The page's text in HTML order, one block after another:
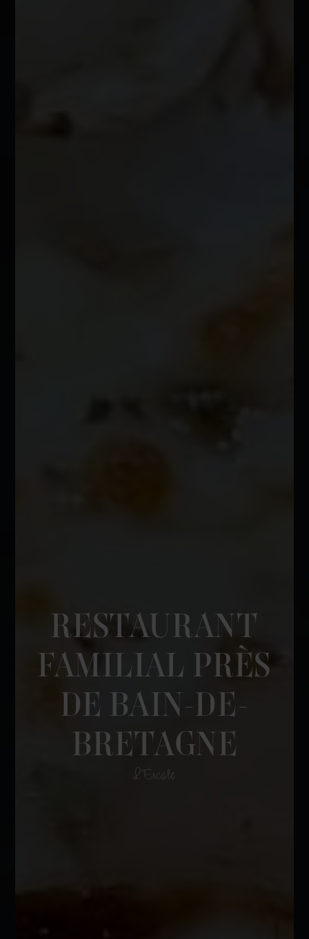
RESTAURANT
FAMILIAL PRÈS
DE BAIN-DE-
BRETAGNE
L'Escale